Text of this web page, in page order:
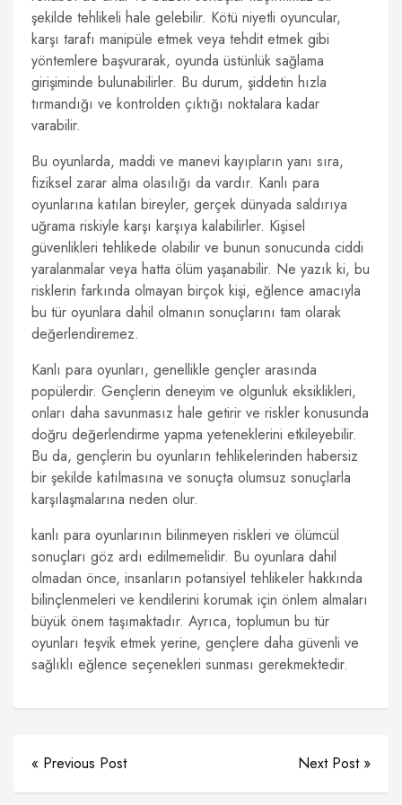
şekilde tehlikeli hale gelebilir. Kötü niyetli oyuncular,
karşı tarafı manipüle etmek veya tehdit etmek gibi
yöntemlere başvurarak, oyunda üstünlük sağlama
girişiminde bulunabilirler. Bu durum, şiddetin hızla
tırmandığı ve kontrolden çıktığı noktalara kadar
varabilir.
Bu oyunlarda, maddi ve manevi kayıpların yanı sıra,
fiziksel zarar alma olasılığı da vardır. Kanlı para
oyunlarına katılan bireyler, gerçek dünyada saldırıya
uğrama riskiyle karşı karşıya kalabilirler. Kişisel
güvenlikleri tehlikede olabilir ve bunun sonucunda ciddi
yaralanmalar veya hatta ölüm yaşanabilir. Ne yazık ki, bu
risklerin farkında olmayan birçok kişi, eğlence amacıyla
bu tür oyunlara dahil olmanın sonuçlarını tam olarak
değerlendiremez.
Kanlı para oyunları, genellikle gençler arasında
popülerdir. Gençlerin deneyim ve olgunluk eksiklikleri,
onları daha savunmasız hale getirir ve riskler konusunda
doğru değerlendirme yapma yeteneklerini etkileyebilir.
Bu da, gençlerin bu oyunların tehlikelerinden habersiz
bir şekilde katılmasına ve sonuçta olumsuz sonuçlarla
karşılaşmalarına neden olur.
kanlı para oyunlarının bilinmeyen riskleri ve ölümcül
sonuçları göz ardı edilmemelidir. Bu oyunlara dahil
olmadan önce, insanların potansiyel tehlikeler hakkında
bilinçlenmeleri ve kendilerini korumak için önlem almaları
büyük önem taşımaktadır. Ayrıca, toplumun bu tür
oyunları teşvik etmek yerine, gençlere daha güvenli ve
sağlıklı eğlence seçenekleri sunması gerekmektedir.
« Previous Post Next Post »